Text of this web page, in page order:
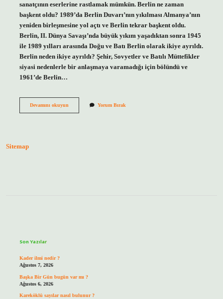
sanatçının eserlerine rastlamak mümkün. Berlin ne zaman
başkent oldu? 1989’da Berlin Duvarı’nın yıkılması Almanya’nın
yeniden birleşmesine yol açtı ve Berlin tekrar başkent oldu.
Berlin, II. Dünya Savaşı’nda büyük yıkım yaşadıktan sonra 1945
ile 1989 yılları arasında Doğu ve Batı Berlin olarak ikiye ayrıldı.
Berlin neden ikiye ayrıldı? Şehir, Sovyetler ve Batılı Müttefikler
siyasi nedenlerle bir anlaşmaya varamadığı için bölündü ve
1961’de Berlin…
Devamını okuyunAlmanyanın Yorum Bırak
Sitemap
Son Yazılar
Kader ilmi nedir ?
Ağustos 7, 2026
Başka Bir Gün bugün var mı ?
Ağustos 6, 2026
Kareköklü sayılar nasıl bulunur ?